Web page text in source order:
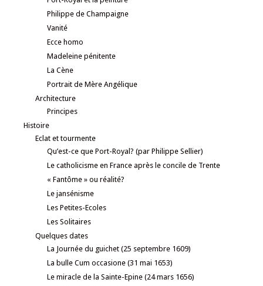
Philippe de Champaigne
Vanité
Ecce homo
Madeleine pénitente
La Cène
Portrait de Mère Angélique
Architecture
Principes
Histoire
Eclat et tourmente
Qu’est-ce que Port-Royal? (par Philippe Sellier)
Le catholicisme en France après le concile de Trente
« Fantôme » ou réalité?
Le jansénisme
Les Petites-Ecoles
Les Solitaires
Quelques dates
La Journée du guichet (25 septembre 1609)
La bulle Cum occasione (31 mai 1653)
Le miracle de la Sainte-Epine (24 mars 1656)